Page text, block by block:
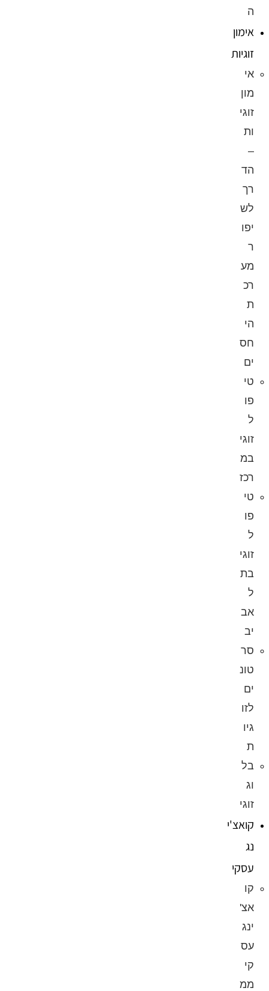
ה
אימון
זוגיות
אי
מון
זוגי
ות
–
הד
רך
לש
יפו
ר
מע
רכ
ת
הי
חס
ים
טי
פו
ל
זוגי
במ
רכז
טי
פו
ל
זוגי
בת
ל
אב
יב
סר
טונ
ים
לזו
גיו
ת
בל
וג
זוגי
קואצ'י
נג
עסקי
קו
אצ'
ינג
עס
קי
ממ